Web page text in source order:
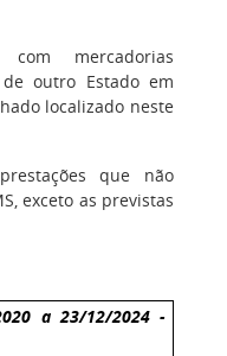
mercadorias
outro Estado em
localizado neste
que não
exceto as previstas
a 23/12/2024 -